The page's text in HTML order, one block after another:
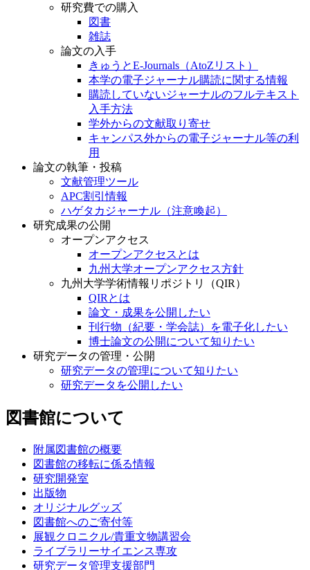
研究費での購入
図書
雑誌
論文の入手
きゅうとE-Journals（AtoZリスト）
本学の電子ジャーナル購読に関する情報
購読していないジャーナルのフルテキスト
入手方法
学外からの文献取り寄せ
キャンパス外からの電子ジャーナル等の利
用
論文の執筆・投稿
文献管理ツール
APC割引情報
ハゲタカジャーナル（注意喚起）
研究成果の公開
オープンアクセス
オープンアクセスとは
九州大学オープンアクセス方針
九州大学学術情報リポジトリ（QIR）
QIRとは
論文・成果を公開したい
刊行物（紀要・学会誌）を電子化したい
博士論文の公開について知りたい
研究データの管理・公開
研究データの管理について知りたい
研究データを公開したい
図書館について
附属図書館の概要
図書館の移転に係る情報
研究開発室
出版物
オリジナルグッズ
図書館へのご寄付等
展観クロニクル/貴重文物講習会
ライブラリーサイエンス専攻
研究データ管理支援部門